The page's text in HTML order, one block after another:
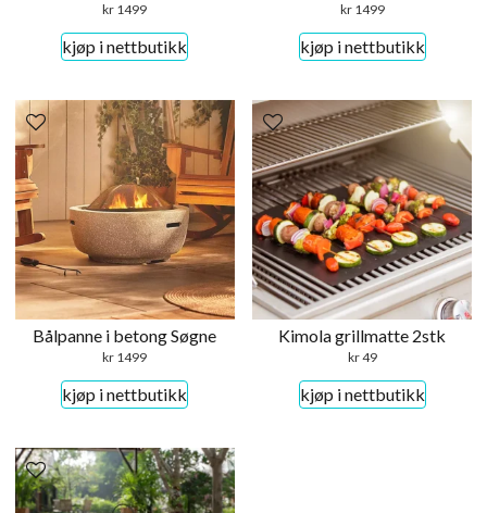
kr 1499
kjøp i nettbutikk
kr1499
kjøp i nettbutikk
Bålpanne i betong Søgne
kr 1499
kjøp i nettbutikk
Kimola grillmatte 2stk
kr49
kjøp i nettbutikk